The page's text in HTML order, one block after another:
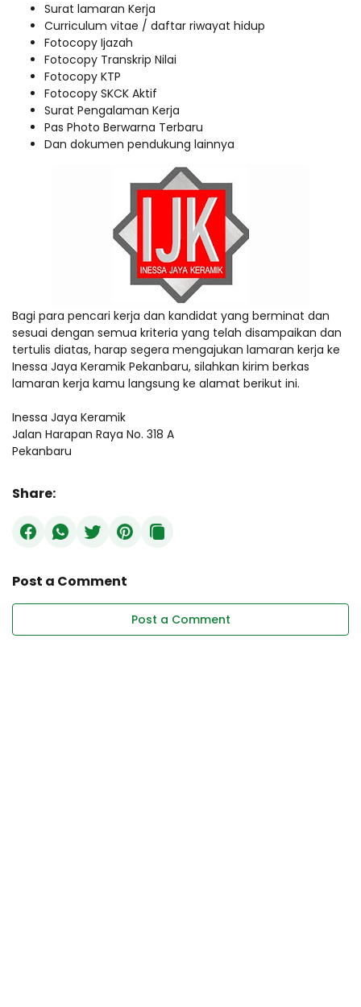
Surat lamaran Kerja
Curriculum vitae / daftar riwayat hidup
Fotocopy Ijazah
Fotocopy Transkrip Nilai
Fotocopy KTP
Fotocopy SKCK Aktif
Surat Pengalaman Kerja
Pas Photo Berwarna Terbaru
Dan dokumen pendukung lainnya
Bagi para pencari kerja dan kandidat yang berminat dan
sesuai dengan semua kriteria yang telah disampaikan dan
tertulis diatas, harap segera mengajukan lamaran kerja ke
Inessa Jaya Keramik Pekanbaru, silahkan kirim berkas
lamaran kerja kamu langsung ke alamat berikut ini.
Inessa Jaya Keramik
Jalan Harapan Raya No. 318 A
Pekanbaru
Share:
Post a Comment
Post a Comment